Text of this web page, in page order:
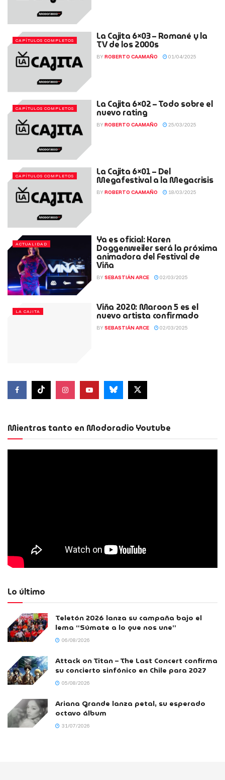
CAPÍTULOS COMPLETOS La Cajita 6×03 – Romané y la
TV de los 2000s
BY ROBERTO CAAMAÑO 01/04/2025
CAPÍTULOS COMPLETOS La Cajita 6×02 – Todo sobre el
nuevo rating
BY ROBERTO CAAMAÑO 25/03/2025
CAPÍTULOS COMPLETOS La Cajita 6×01 – Del
Megafestival a la Megacrisis
BY ROBERTO CAAMAÑO 18/03/2025
ACTUALIDAD Ya es oficial: Karen
Doggenweiler será la próxima
animadora del Festival de
Viña
BY SEBASTIÁN ARCE 02/03/2025
LA CAJITA Viña 2020: Maroon 5 es el
nuevo artista confirmado
BY SEBASTIÁN ARCE 02/03/2025
Mientras tanto en Modoradio Youtube
Lo último
Teletón 2026 lanza su campaña bajo el
lema “Súmate a lo que nos une”
06/08/2026
Attack on Titan – The Last Concert confirma
su concierto sinfónico en Chile para 2027
05/08/2026
Ariana Grande lanza petal, su esperado
octavo álbum
31/07/2026